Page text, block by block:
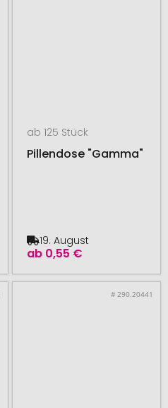
ab 125 Stück
Pillendose "Gamma"
ab 0,55 €
19. August
# 290.20441